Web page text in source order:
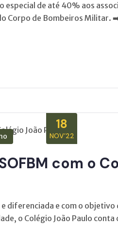
especial de até 40% aos
Corpo de Bombeiros Militar.
18
NOV’22
com o
diferenciada e com o objetivo
o Colégio João Paulo conta